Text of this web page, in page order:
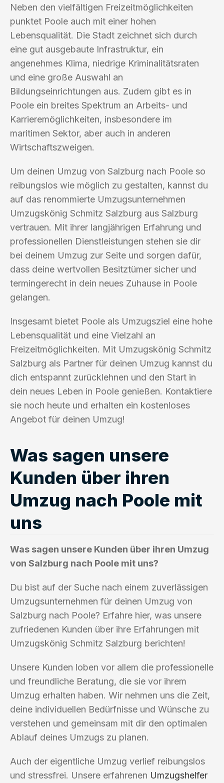
Neben den vielfältigen Freizeitmöglichkeiten
punktet Poole auch mit einer hohen
Lebensqualität. Die Stadt zeichnet sich durch
eine gut ausgebaute Infrastruktur, ein
angenehmes Klima, niedrige Kriminalitätsraten
und eine große Auswahl an
Bildungseinrichtungen aus. Zudem gibt es in
Poole ein breites Spektrum an Arbeits- und
Karrieremöglichkeiten, insbesondere im
maritimen Sektor, aber auch in anderen
Wirtschaftszweigen.
Um deinen Umzug von Salzburg nach Poole so
reibungslos wie möglich zu gestalten, kannst du
auf das renommierte Umzugsunternehmen
Umzugskönig Schmitz Salzburg aus Salzburg
vertrauen. Mit ihrer langjährigen Erfahrung und
professionellen Dienstleistungen stehen sie dir
bei deinem Umzug zur Seite und sorgen dafür,
dass deine wertvollen Besitztümer sicher und
termingerecht in dein neues Zuhause in Poole
gelangen.
Insgesamt bietet Poole als Umzugsziel eine hohe
Lebensqualität und eine Vielzahl an
Freizeitmöglichkeiten. Mit Umzugskönig Schmitz
Salzburg als Partner für deinen Umzug kannst du
dich entspannt zurücklehnen und den Start in
dein neues Leben in Poole genießen. Kontaktiere
sie noch heute und erhalten ein kostenloses
Angebot für deinen Umzug!
Was sagen unsere
Kunden über ihren
Umzug nach Poole mit
uns
Was sagen unsere Kunden über ihren Umzug
von Salzburg nach Poole mit uns?
Du bist auf der Suche nach einem zuverlässigen
Umzugsunternehmen für deinen Umzug von
Salzburg nach Poole? Erfahre hier, was unsere
zufriedenen Kunden über ihre Erfahrungen mit
Umzugskönig Schmitz Salzburg berichten!
Unsere Kunden loben vor allem die professionelle
und freundliche Beratung, die sie vor ihrem
Umzug erhalten haben. Wir nehmen uns die Zeit,
deine individuellen Bedürfnisse und Wünsche zu
verstehen und gemeinsam mit dir den optimalen
Ablauf deines Umzugs zu planen.
Auch der eigentliche Umzug verlief reibungslos
und stressfrei. Unsere erfahrenen Umzugshelfer